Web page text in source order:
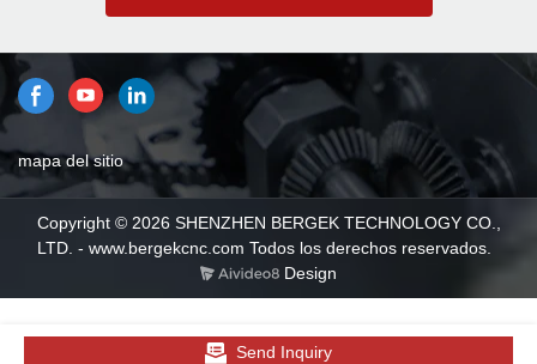
mapa del sitio
Copyright © 2026 SHENZHEN BERGEK TECHNOLOGY CO.,
LTD. - www.bergekcnc.com Todos los derechos reservados.
Design
Send Inquiry